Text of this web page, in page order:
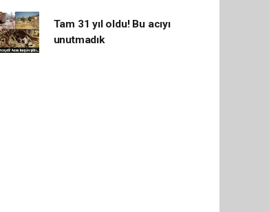
Tam 31 yıl oldu! Bu acıyı
unutmadık